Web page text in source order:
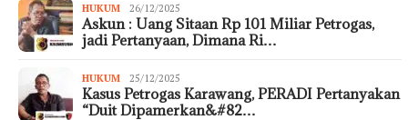
HUKUM 26/12/2025
Askun : Uang Sitaan Rp 101 Miliar Petrogas,
jadi Pertanyaan, Dimana Ri…
HUKUM 25/12/2025
Kasus Petrogas Karawang, PERADI Pertanyakan
“Duit Dipamerkan&#82…